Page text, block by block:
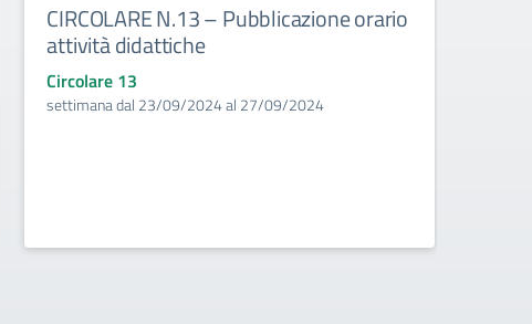
CIRCOLARE N.13 – Pubblicazione orario
attività didattiche
Circolare 13
settimana dal 23/09/2024 al 27/09/2024